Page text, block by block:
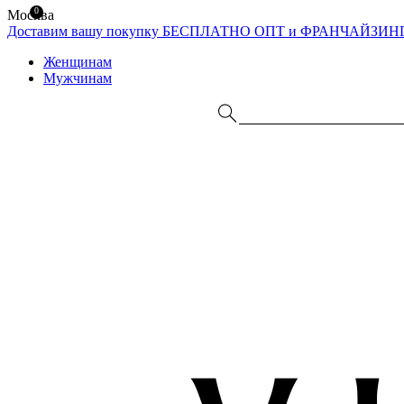
Москва
Доставим вашу покупку БЕСПЛАТНО ОПТ и
Женщинам
Мужчинам
0